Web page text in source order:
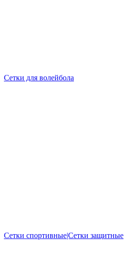
Сетки для волейбола
Сетки спортивные|Сетки защитные